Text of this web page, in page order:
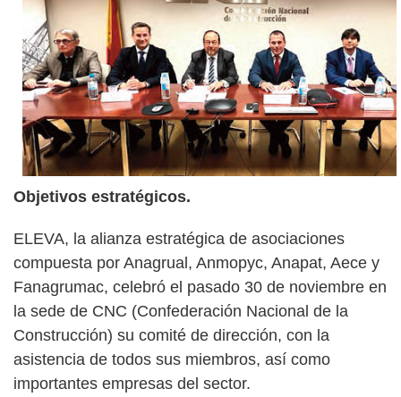
Objetivos estratégicos.
ELEVA, la alianza estratégica de asociaciones
compuesta por Anagrual, Anmopyc, Anapat, Aece y
Fanagrumac, celebró el pasado 30 de noviembre en
la sede de CNC (Confederación Nacional de la
Construcción) su comité de dirección, con la
asistencia de todos sus miembros, así como
importantes empresas del sector.